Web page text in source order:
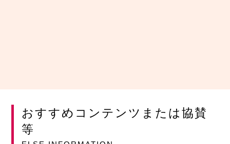
おすすめコンテンツまたは協賛
等